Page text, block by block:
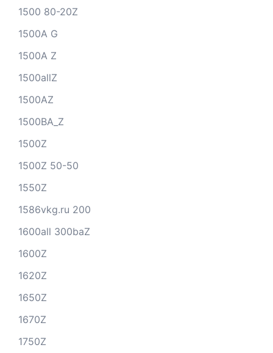
1500 80-20Z
1500A G
1500A Z
1500allZ
1500AZ
1500BA_Z
1500Z
1500Z 50-50
1550Z
1586vkg.ru 200
1600all 300baZ
1600Z
1620Z
1650Z
1670Z
1750Z